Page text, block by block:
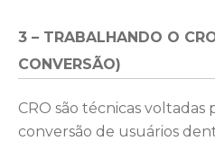
3 – TRABALHANDO O
CONVERSÃO)
CRO são técnicas voltadas
conversão de usuários